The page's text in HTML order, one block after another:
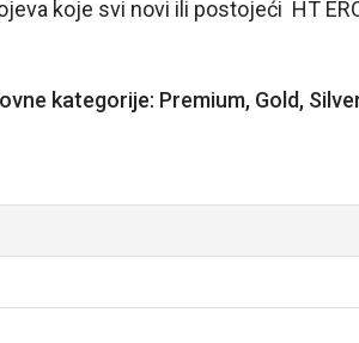
koje svi novi ili postojeći HT
kategorije: Premium, Gold,